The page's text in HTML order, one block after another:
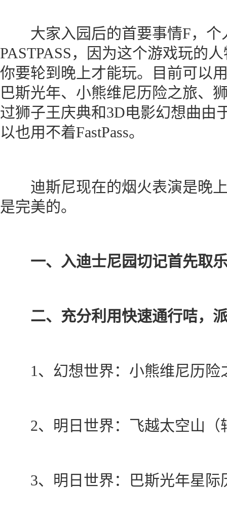
大家入园后的首要事情F，个
PASTPASS，因为这个游戏玩的
你要轮到晚上才能玩。目前可以
巴斯光年、小熊维尼历险之旅、
过狮子王庆典和3D电影幻想曲由
以也用不着FastPass。
迪斯尼现在的烟火表演是晚上
是完美的。
一、入迪士尼园切记首先取乐
二、充分利用快速通行咭，派
1、幻想世界：小熊维尼历险
2、明日世界：飞越太空山（
3、明日世界：巴斯光年星际